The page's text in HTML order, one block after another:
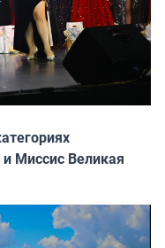
и Миссис Великая